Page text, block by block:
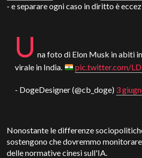
- e separare ogni caso in diritto è
U na foto di Elon Musk in abiti
virale in India.
pic.twitter.com/
- DogeDesigner (@cb_doge) 3
Nonostante le differenze
sostengono che dovremmo
delle normative cinesi sull'IA.